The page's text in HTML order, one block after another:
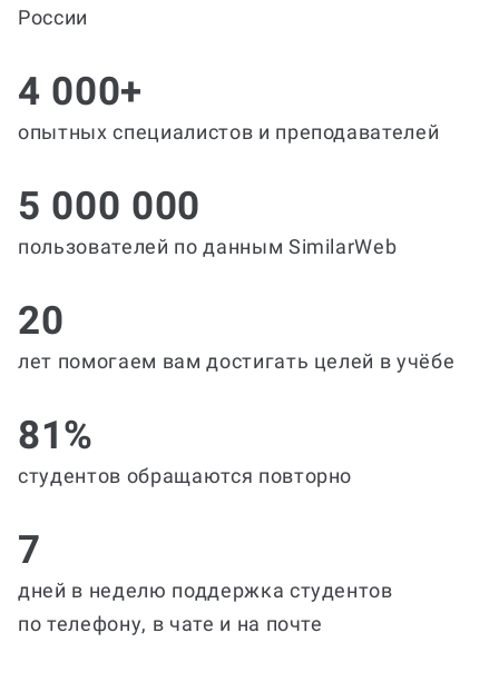
России
4 000+
опытных специалистов и преподавателей
5 000 000
пользователей по данным SimilarWeb
20
лет помогаем вам достигать целей в учёбе
81%
студентов обращаются повторно
7
дней в неделю поддержка студентов
по телефону, в чате и на почте